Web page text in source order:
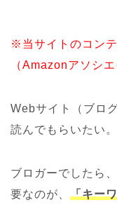
※当サイトのコン
（Amazonアソシ
Webサイト（ブロ
読んでもらいたい。
ブロガーでしたら
要なのが、 「キー